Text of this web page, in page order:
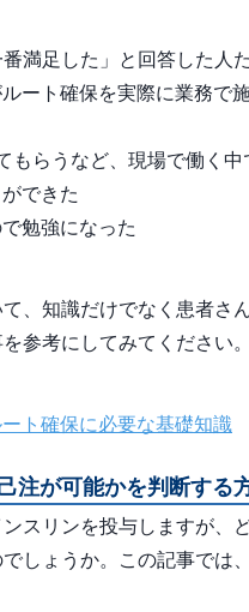
満足した」と回答した人
ート確保を実際に業務で
らうなど、現場で働く中
できた
勉強になった
、知識だけでなく患者さ
参考にしてみてください。
ト確保に必要な基礎知識
注が可能かを判断する
スリンを投与しますが、
しょうか。この記事では